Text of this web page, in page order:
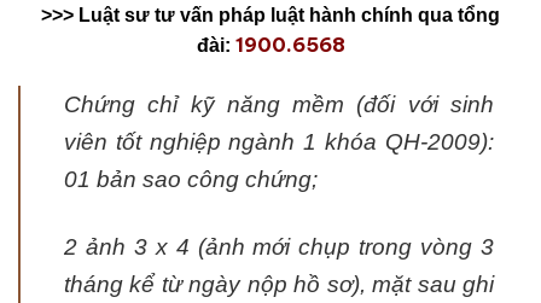
>>> Luật sư tư vấn pháp luật hành chính qua tổng
đài: 1900.6568
Chứng chỉ kỹ năng mềm (đối với sinh
viên tốt nghiệp ngành 1 khóa QH-2009):
01 bản sao công chứng;
2 ảnh 3 x 4 (ảnh mới chụp trong vòng 3
tháng kể từ ngày nộp hồ sơ), mặt sau ghi